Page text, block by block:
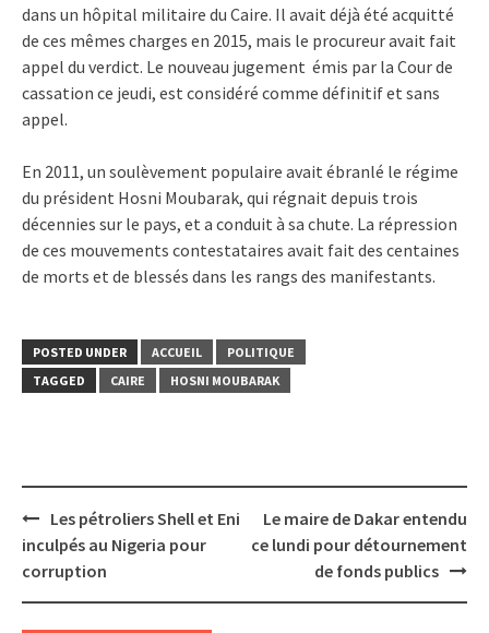
dans un hôpital militaire du Caire. Il avait déjà été acquitté
de ces mêmes charges en 2015, mais le procureur avait fait
appel du verdict. Le nouveau jugement émis par la Cour de
cassation ce jeudi, est considéré comme définitif et sans
appel.
En 2011, un soulèvement populaire avait ébranlé le régime
du président Hosni Moubarak, qui régnait depuis trois
décennies sur le pays, et a conduit à sa chute. La répression
de ces mouvements contestataires avait fait des centaines
de morts et de blessés dans les rangs des manifestants.
POSTED UNDER ACCUEIL
POLITIQUE
TAGGED
CAIRE HOSNI MOUBARAK
Post
navigation
Les pétroliers Shell et Eni
inculpés au Nigeria pour
corruption
Le maire de Dakar entendu
ce lundi pour détournement
de fonds publics